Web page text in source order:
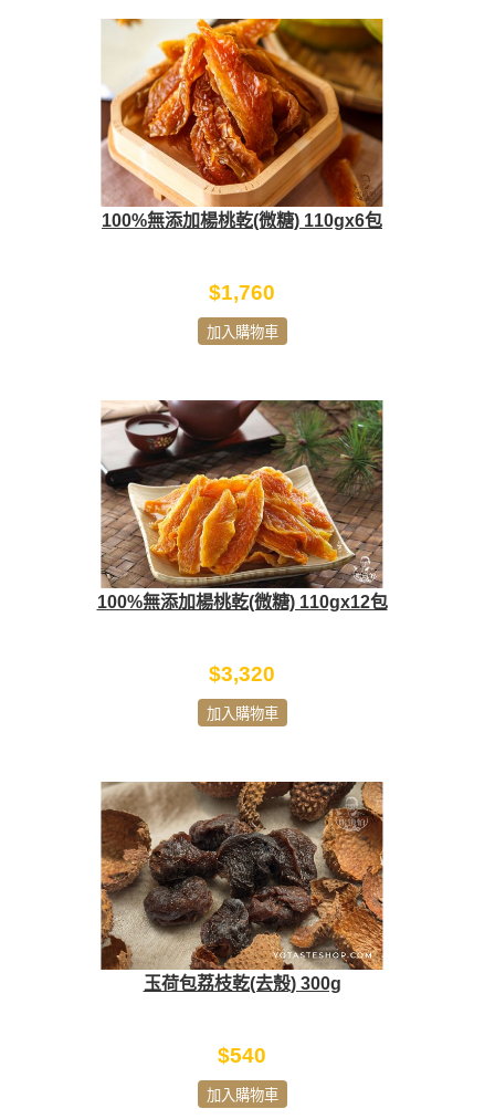
100%無添加楊桃乾(微糖) 110gx6包
$1,760
加入購物車
100%無添加楊桃乾(微糖) 110gx12包
$3,320
加入購物車
玉荷包荔枝乾(去殼) 300g
$540
加入購物車